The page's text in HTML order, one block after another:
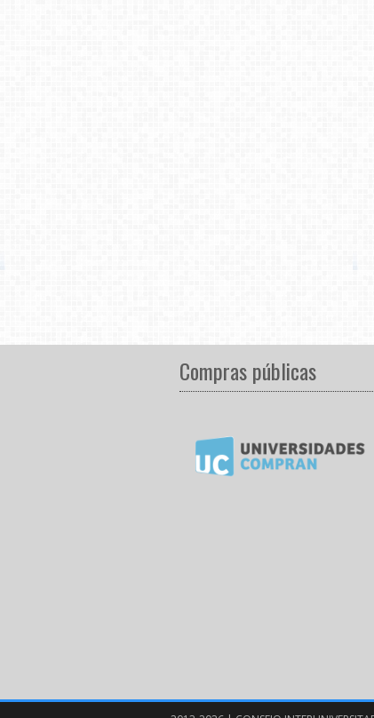
Compras públicas